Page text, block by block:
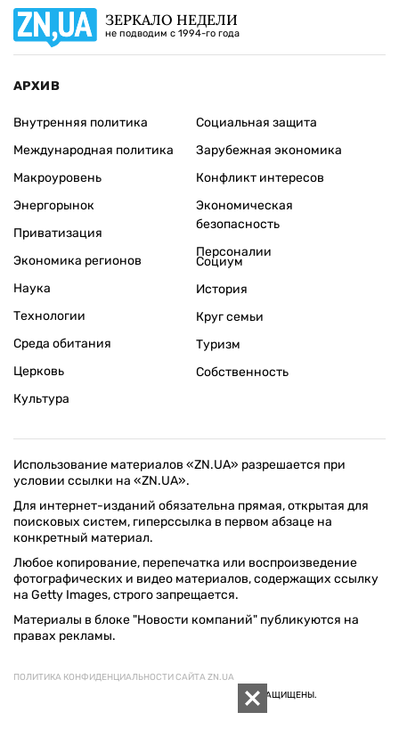
ЗЕРКАЛО НЕДЕЛИ
не подводим с 1994-го года
АРХИВ
Внутренняя политика
Международная политика
Макроуровень
Энергорынок
Приватизация
Экономика регионов
Социальная защита
Зарубежная экономика
Конфликт интересов
Экономическая
безопасность
Персоналии
Наука
Технологии
Среда обитания
Церковь
Культура
Социум
История
Круг семьи
Туризм
Собственность
Использование материалов «ZN.UA» разрешается при
условии ссылки на «ZN.UA».
Для интернет-изданий обязательна прямая, открытая для
поисковых систем, гиперссылка в первом абзаце на
конкретный материал.
Любое копирование, перепечатка или воспроизведение
фотографических и видео материалов, содержащих ссылку
на Getty Images, строго запрещается.
Материалы в блоке "Новости компаний" публикуются на
правах рекламы.
ПОЛИТИКА КОНФИДЕНЦИАЛЬНОСТИ САЙТА ZN.UA
© 1994–2026 «ЗЕРКАЛО НЕДЕЛИ. УКРАИНА». ВСЕ ПРАВА ЗАЩИЩЕНЫ.